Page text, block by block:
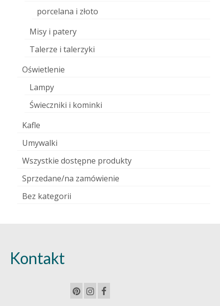
porcelana i złoto
Misy i patery
Talerze i talerzyki
Oświetlenie
Lampy
Świeczniki i kominki
Kafle
Umywalki
Wszystkie dostępne produkty
Sprzedane/na zamówienie
Bez kategorii
Kontakt